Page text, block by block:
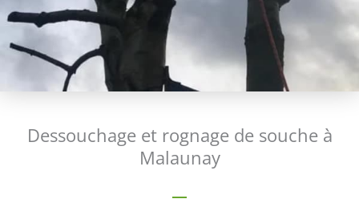
Dessouchage et rognage de souche à
Malaunay